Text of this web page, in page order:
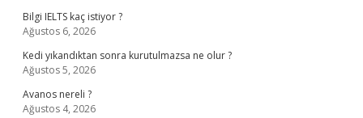
Bilgi IELTS kaç istiyor ?
Ağustos 6, 2026
Kedi yıkandıktan sonra kurutulmazsa ne olur ?
Ağustos 5, 2026
Avanos nereli ?
Ağustos 4, 2026